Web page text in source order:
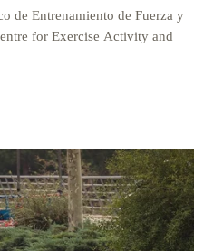
de Entrenamiento de Fuerza y
for Exercise Activity and